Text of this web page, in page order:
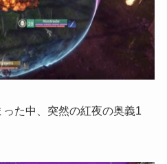
た中、突然の紅夜の奥義1